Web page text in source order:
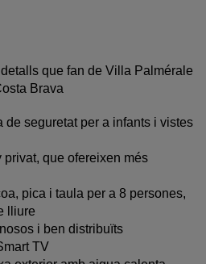
que fan de Villa Palmérale
Brava
de seguretat per a infants i vistes
que ofereixen més
pica i taula per a 8 persones,
lliure
i ben distribuïts
TV